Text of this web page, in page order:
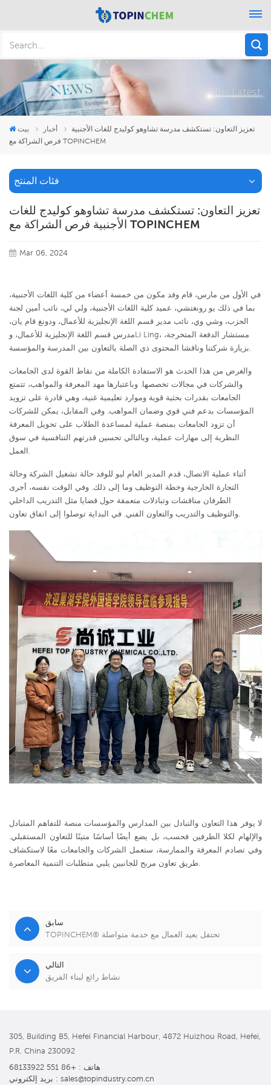
بيت أخبار
تعزيز التعاون: تستكشف مدرسة تشاوهو كوليدج للغات الأجنبية
فرص الشراكة مع TOPINCHEM
فئات المنتج
تعزيز التعاون: تستكشف مدرسة تشاوهو كوليدج للغات
الأجنبية فرص الشراكة مع TOPINCHEM
Mar 06, 2024
في الأول من مارس، قام وفد مكون من خمسة أعضاء من كلية اللغات الأجنبية،
بما في ذلك يو رونغتشي، عميد كلية اللغات الأجنبية، ولي لي، نائب أمين لجنة
الحزب، وشي وي، نائب مدير قسم اللغة الإنجليزية للأعمال، ودونغ قام يان،
مدرس قسم اللغة الإنجليزية للأعمال، وLi Ling، مستشار الدفعة المتخرجة،
والغرض من هذا الحدث هو الاستفادة الكاملة من نقاط القوة لدى الجامعات
والشركات في مجالات تخصصها. وباعتبارها مهد المعرفة والمواهب، تتمتع
الجامعات بقدرات بحثية قوية وموارد تعليمية غنية، وهي قادرة على تزويد
المؤسسات بدعم فني قوي وضمان المواهب. وفي المقابل، يمكن للشركات
أن تزود الجامعات بمنصة عملية لمساعدة الطلاب على تحويل المعرفة
النظرية إلى مهارات عملية، وبالتالي تحسين قدرتهم التنافسية في سوق
أثناء عملية الاتصال، قدم المدير العام ليو للوفد حالة تشغيل الشركة وحالة
التجارة الخارجية وخطة التوظيف وما إلى ذلك. وفي الوقت نفسه، أجرى
الطرفان مناقشات وتبادلات متعمقة حول قضايا مثل التدريب الداخلي
والتوظيف والتدريب والتعاون الفني. في البداية توصلوا إلى اتفاق تعاون.
لا يوفر هذا التعاون والتبادل بين المدارس والمؤسسات منصة للتفاهم المتبادل
والإلهام لكلا الطرفين فحسب، بل يضع أيضًا أساسًا متينًا للتعاون المستقبلي.
وفي تصادم المعرفة والممارسة، ستعمل الشركات والجامعات معًا لاستكشاف
سابق
TOPINCHEM® تحتفل بعيد العمال مع خدمة متواصلة
التالي
نشاط رائع لبناء الفريق
305, Building B5, Hefei Financial Harbour, 4872 Huizhou Road, Hefei,
P.R. China 230092
هاتف : +86 551 68133922
بريد إلكتروني : sales@topindustry.com.cn